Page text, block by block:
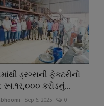
ડ્રગ્સની ફેકટરીનો
: રૂા.૧ર,૦૦૦ કરોડનું...
Sep 6, 2025 0